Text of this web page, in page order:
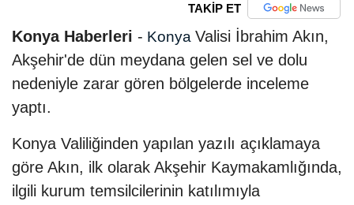
TAKİP ET
Konya Haberleri - Konya Valisi İbrahim Akın,
Akşehir'de dün meydana gelen sel ve dolu
nedeniyle zarar gören bölgelerde inceleme
yaptı.
Konya Valiliğinden yapılan yazılı açıklamaya
göre Akın, ilk olarak Akşehir Kaymakamlığında,
ilgili kurum temsilcilerinin katılımıyla